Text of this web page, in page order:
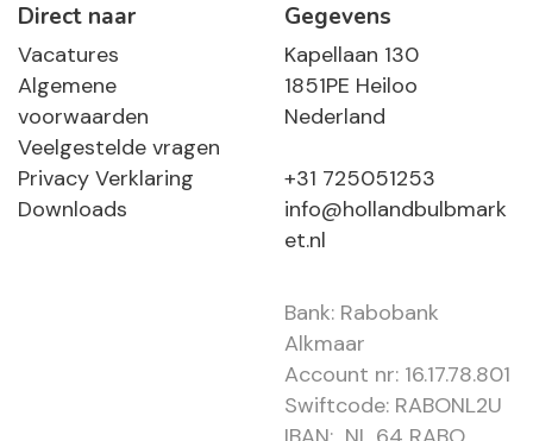
Direct naar
Vacatures
Algemene
voorwaarden
Veelgestelde vragen
Privacy Verklaring
Downloads
Gegevens
Kapellaan 130
1851PE Heiloo
Nederland
+31 725051253
info@hollandbulbmark
et.nl
Bank: Rabobank
Alkmaar
Account nr: 16.17.78.801
Swiftcode: RABONL2U